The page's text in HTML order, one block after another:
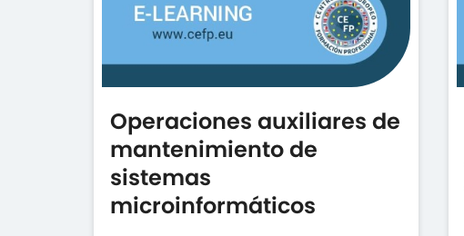
Operaciones auxiliares de
mantenimiento de
sistemas
microinformáticos